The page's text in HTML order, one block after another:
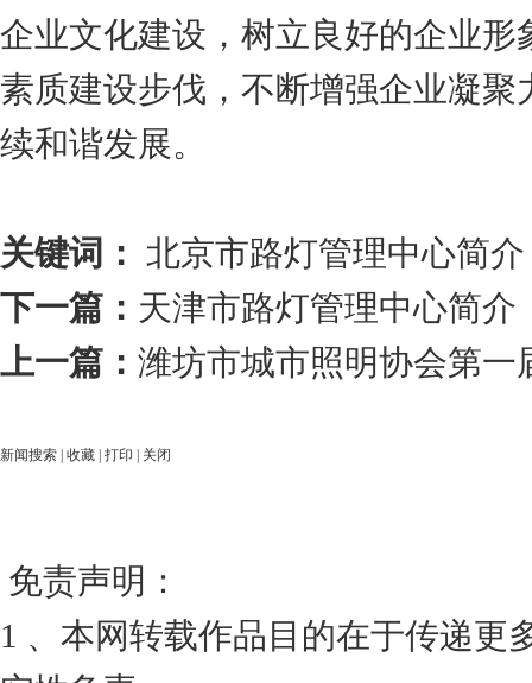
企业文化建设，树立良好的企业
素质建设步伐，不断增强企业凝
续和谐发展。
关键词： 北京市路灯管理中心简介
下一篇： 天津市路灯管理中心简介
上一篇： 潍坊市城市照明协会第一
新闻搜索 收藏 打印 关闭
免责声明：
1 、本网转载作品目的在于传递更